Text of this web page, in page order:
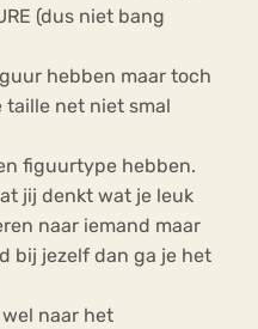
(dus niet bang
hebben maar toch
taille net niet smal
figuurtype hebben.
jij denkt wat je leuk
naar iemand maar
bij jezelf dan ga je het
naar het